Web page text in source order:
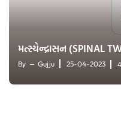
મત્સ્યેન્દ્રાસન (SPINAL
By Gujju 25-04-2023